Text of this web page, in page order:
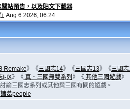
關站預告，以及貼文下載器
Aug 6 2026, 06:24
Remake》《三國志14》《三國志13》《三國
I-IX》《真．三國無雙系列 》《其他三國遊戲》
論三國志系列或其他與三國有關的遊戲。
諸葛people